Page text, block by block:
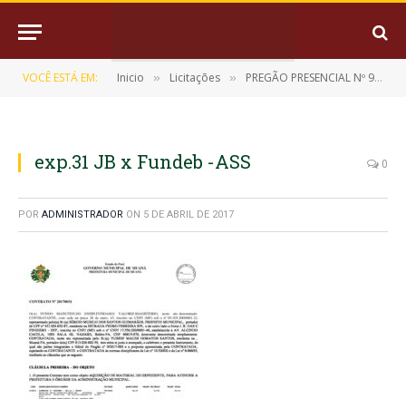
VOCÊ ESTÁ EM: Inicio » Licitações » PREGÃO PRESENCIAL Nº 9/2017-005
exp.31 JB x Fundeb -ASS 0
POR ADMINISTRADOR ON 5 DE ABRIL DE 2017